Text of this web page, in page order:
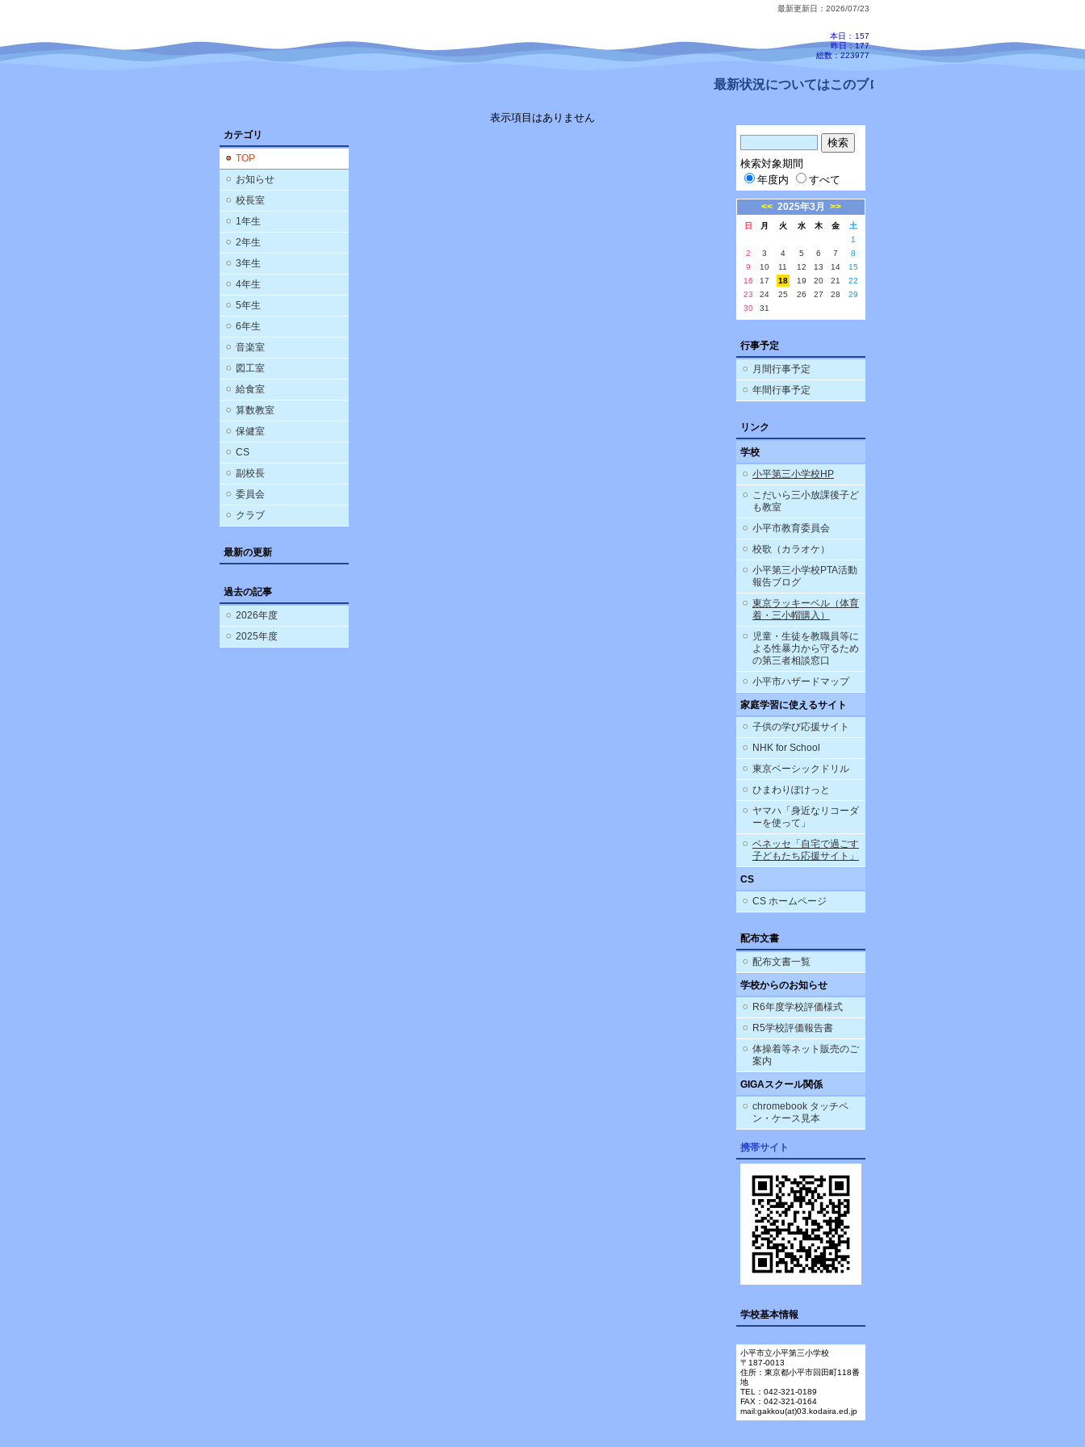
最新更新日：2026/07/23
本日： 157
昨日：177
総数：223977
最新状況についてはこのブログ、配信メールをご確認ください。
カテゴリ
TOP
お知らせ
校長室
1年生
2年生
3年生
4年生
5年生
6年生
音楽室
図工室
給食室
算数教室
保健室
CS
副校長
委員会
クラブ
最新の更新
過去の記事
2026年度
2025年度
表示項目はありません
検索対象期間
年度内
すべて
<< 2025年3月 >>
日 月 火 水 木 金
土
1
2
3 4 5 6 7
8
9
10 11 12 13 14
15
16
17 18 19 20 21
22
23
24 25 26 27 28
29
30
31
行事予定
月間行事予定
年間行事予定
リンク
学校
小平第三小学校HP
こだいら三小放課後子ど
も教室
小平市教育委員会
校歌（カラオケ）
小平第三小学校PTA活動
報告ブログ
東京ラッキーベル（体育
着・三小帽購入）
児童・生徒を教職員等に
よる性暴力から守るため
の第三者相談窓口
小平市ハザードマップ
家庭学習に使えるサイト
子供の学び応援サイト
NHK for School
東京ベーシックドリル
ひまわりぽけっと
ヤマハ「身近なリコーダ
ーを使って」
ベネッセ「自宅で過ごす
子どもたち応援サイト」
CS
CS ホームページ
配布文書
配布文書一覧
学校からのお知らせ
R6年度学校評価様式
R5学校評価報告書
体操着等ネット販売のご
案内
GIGAスクール関係
chromebook タッチペ
ン・ケース見本
携帯サイト
学校基本情報
小平市立小平第三小学校
〒187-0013
住所：東京都小平市回田町118番
地
TEL：042-321-0189
FAX：042-321-0164
mail:gakkou(at)03.kodaira.ed.jp